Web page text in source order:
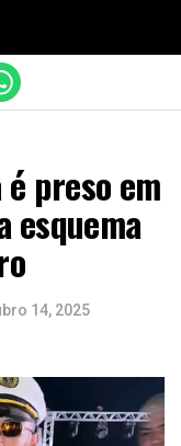
preso em
esquema
14, 2025